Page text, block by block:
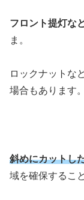
フロント提灯な
ま。
ロックナットな
場合もあります。
斜めにカットし
域を確保するこ